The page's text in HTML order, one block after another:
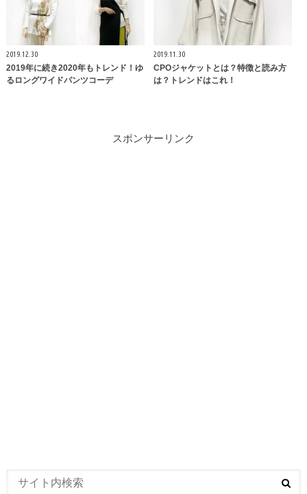
2019.12.30
2019年に続き2020年もトレンド！ゆ
るロングワイドパンツコーデ
2019.11.30
CPOジャケットとは？特徴と読み方
は？トレンドはこれ！
スポンサーリンク